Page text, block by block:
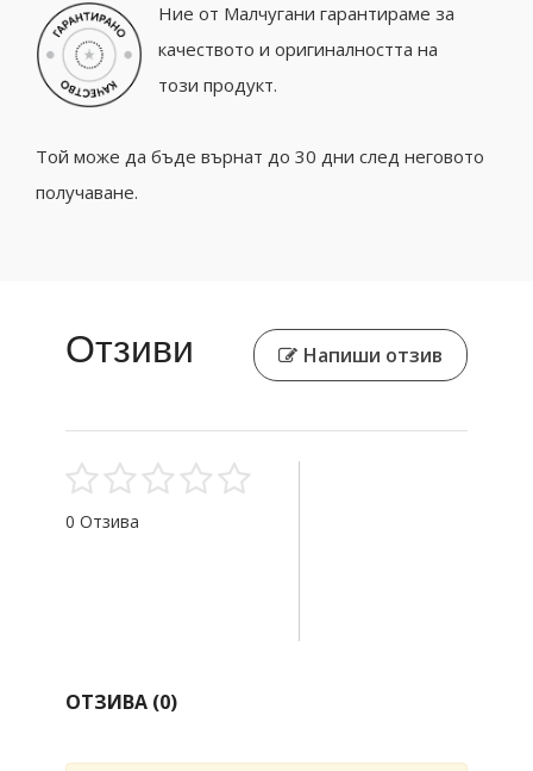
Ние от Малчугани гарантираме за
качеството и оригиналността на
този продукт.
Той може да бъде върнат до 30 дни след неговото
получаване.
Отзиви Напиши отзив
0 Отзива
ОТЗИВА (0)